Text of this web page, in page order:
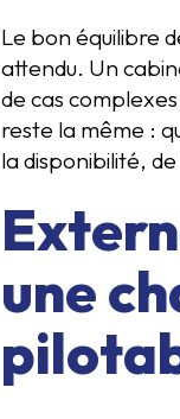
Le bon équilibre
attendu. Un
de cas
reste la même :
la disponibilité,
une